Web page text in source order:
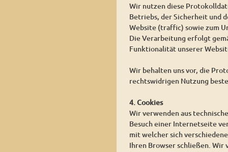
Wir nutzen diese
Betriebs, der Sicherheit und
Website (traffic) sowie zum
Die Verarbeitung erfolgt
Funktionalität unserer
Wir behalten uns vor, die
rechtswidrigen Nutzung
4. Cookies
Wir verwenden aus
Besuch einer Internetseite
mit welcher sich
Ihren Browser schließen. Wir